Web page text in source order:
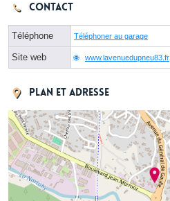
Contact
Téléphone Téléphoner au garage
Site web www.lavenuedupneu83.fr
Plan et adresse